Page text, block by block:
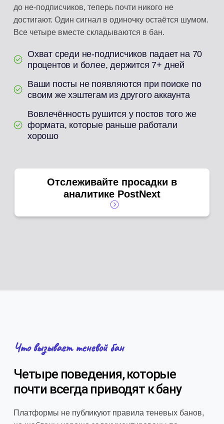
до не-подписчиков, теперь почти никого не
достигают. Один сигнал в одиночку остаётся шумом.
Все четыре вместе складываются в бан.
Охват среди не-подписчиков падает на 70
процентов и более, держится 7+ дней
Ваши посты не появляются при поиске по
своим же хэштегам из другого аккаунта
Вовлечённость рушится у постов того же
формата, которые раньше работали
хорошо
Отслеживайте просадки в
аналитике PostNext
Что вызывает теневой бан
Четыре поведения, которые
почти всегда приводят к бану
Платформы не публикуют правила теневых банов,